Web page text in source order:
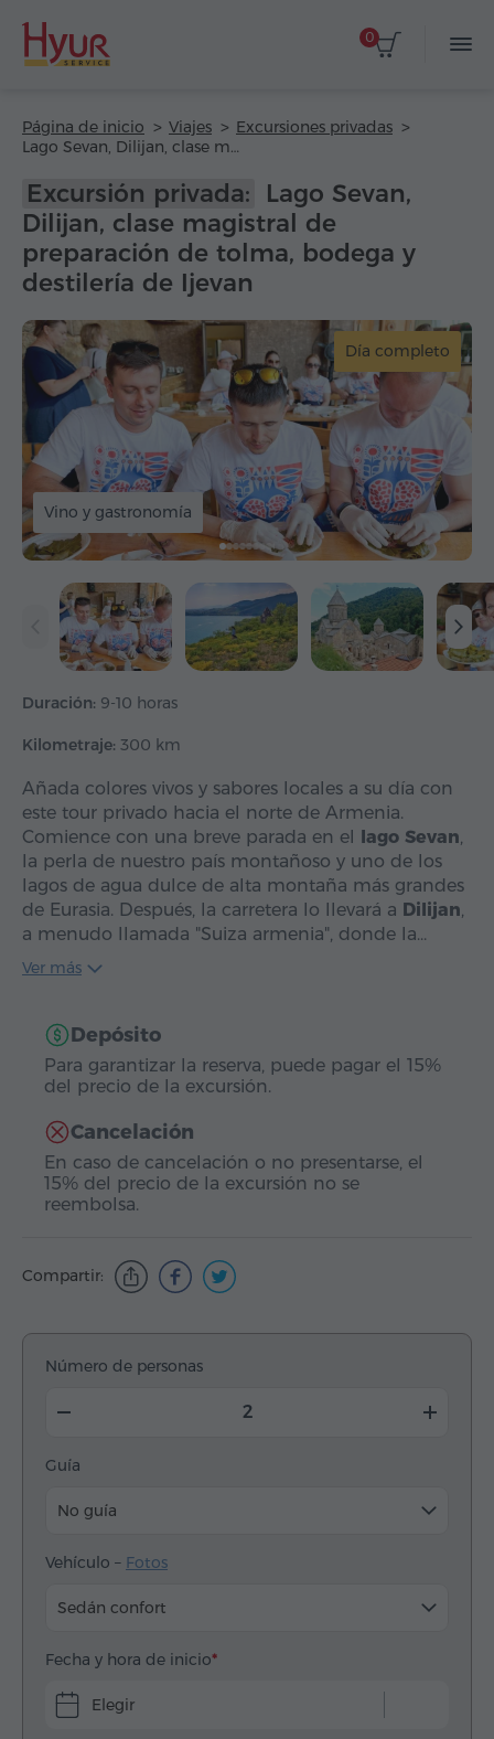
0
Página de inicio Viajes
Excursiones privadas
Lago Sevan, Dilijan, clase magistral de preparación de tolma, bodega y destilería de Ijevan
Excursión privada:
Lago Sevan,
Dilijan, clase magistral de
preparación de tolma, bodega y
destilería de Ijevan
Día completo
Vino y gastronomía
Duración: 9-10 horas
Kilometraje: 300 km
Añada colores vivos y sabores locales a su día con
este tour privado hacia el norte de Armenia.
Comience con una breve parada en el
lago Sevan,
la perla de nuestro país montañoso y uno de los
lagos de agua dulce de alta montaña más grandes
de Eurasia. Después, la carretera lo llevará a Dilijan,
a menudo llamada "Suiza armenia", donde la…
Ver más
Depósito
Para garantizar la reserva, puede pagar el 15%
del precio de la excursión.
Cancelación
En caso de cancelación o no presentarse, el
15% del precio de la excursión no se
reembolsa.
Compartir:
Número de personas
Guía
No guía
Vehículo – Fotos
Sedán confort
Fecha y hora de inicio
Elegir